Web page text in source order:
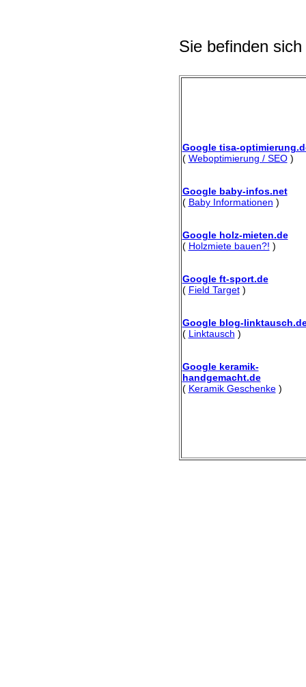
Sie befinden
Google tisa-
( Weboptimierung / SEO)
Google baby-infos.net
( Baby Informationen )
Google holz-mieten.de
( Holzmiete bauen?! )
Google ft-sport.de
( Field Target)
Google blog-
( Linktausch )
Google keramik-
handgemacht.de
( Keramik Geschenke)